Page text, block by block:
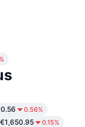
0.56%
€1,650.95 0.15%